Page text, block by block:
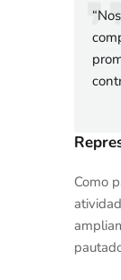
Como